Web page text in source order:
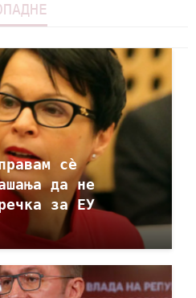
сѐ
да не
за ЕУ